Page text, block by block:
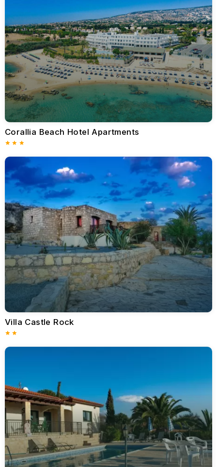
Aktiviteler ve Deneyimler
Coral Bay, dinlenmenin ötesinde aktif bir tatil vadediyor. Su
sporları meraklıları jet ski, kürek sörfü ve dalış gezilerinin keyfini
çıkarabilir. Coral Bay Dalış Merkezi, büyüleyici deniz yaşamını
ve etkileyici gemi enkazlarını keşfederek unutulmaz su altı
maceralarını kolaylaştırır.
Karada yapılacak aktiviteler için ziyaretçiler doğal sahil
yollarında ata binebilir ya da bozulmamış güzelliği ve biyolojik
çeşitliliğiyle ünlü Akamas Yarımadası'nda doğa yürüyüşü
yapabilirler.
Golf meraklıları da Minthis Hills Golf Club ve Aphrodite Hills Golf
manzaralar eşliğinde dünya standartlarında golf deneyimi
yaşayabilir.
Yakındaki Gezilecek Yerler
Mercan Koyu, daha geniş Kıbrıs'ı keşfetmek için stratejik bir
geçit görevi görmektedir. UNESCO Dünya Mirası Listesi'nde yer
alan tarihi Baf kenti, Kral Mezarları, Baf Kalesi ve antik
mozaikler gibi arkeolojik hazineleriyle cezbetmektedir.
Doğa severler, vahşi manzaraları, gizli plajları ve ünlü Afrodit
Hamamları ile ünlü Akamas Yarımadası Milli Parkı'nı
kaçırmamalıdır. Jeep safarileri ve tekne turları bu bölgeyi
keşfetmeyi hem kolay hem de heyecan verici hale getirmektedir.
Gece Hayatı ve Eğlence
Baf'a göre daha sakin olmasına rağmen, Coral Bay keyifli bir
gece hayatı sunmaktadır. Coral Bay Caddesi akşamları canlı
barlar, kokteyl salonları ve farklı zevklere hitap eden müzik
mekanları ile hareketlidir. İster dinlendirici bir gece içkisi ister
canlı müzik ve dans arayanlar için Coral Bay, yıldızların
Yıl Boyu Cazibe
Coral Bay'in iklimi, cazibesine önemli ölçüde katkıda
Sürdürülebilir Turizm
Çevresel etkilerin giderek daha fazla farkına varan Mercan
Koyu, sürdürülebilir turizm girişimlerini benimseyerek çevre
dostu konaklama ve etkinlikleri teşvik etmektedir. Yerel deniz ve
kara ekosistemlerini koruma çabaları, ziyaretçilerin Coral Bay'in
doğal güzelliklerinden sorumlu bir şekilde yararlanabilmelerini
sağlamaktadır.
Özünde, Coral Bay, Kıbrıs, doğal ihtişamı, lüks konforu, çeşitli
Corallia Beach Hotel Apartments
Villa Castle Rock